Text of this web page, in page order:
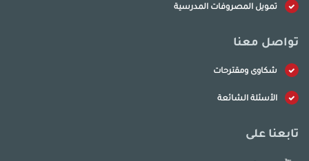
تمويل المصروفات المدرسية
تواصل معنا
شكاوى ومقترحات
الأسئلة الشائعة
تابعنا على